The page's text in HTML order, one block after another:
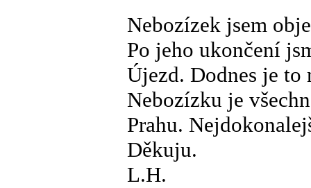
Nebozízek jsem
Po jeho ukončení
Újezd. Dodnes je to
Nebozízku je
Prahu.
Děkuju.
L.H.